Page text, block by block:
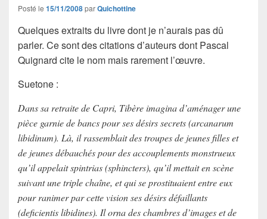
Posté le 15/11/2008parQuichottine
Quelques extraits du livre dont je n’aurais pas dû
parler. Ce sont des citations d’auteurs dont Pascal
Quignard cite le nom mais rarement l’œuvre.
Suetone :
Dans sa retraite de Capri, Tibère imagina d’aménager une
pièce garnie de bancs pour ses désirs secrets (arcanarum
libidinum). Là, il rassemblait des troupes de jeunes filles et
de jeunes débauchés pour des accouplements monstrueux
qu’il appelait spintrias (sphincters), qu’il mettait en scène
suivant une triple chaîne, et qui se prostituaient entre eux
pour ranimer par cette vision ses désirs défaillants
(deficientis libidines). Il orna des chambres d’images et de